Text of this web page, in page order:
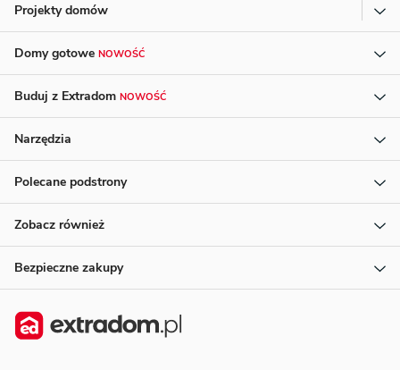
Projekty domów
Domy gotowe NOWOŚĆ
Buduj z Extradom NOWOŚĆ
Narzędzia
Polecane podstrony
Zobacz również
Bezpieczne zakupy